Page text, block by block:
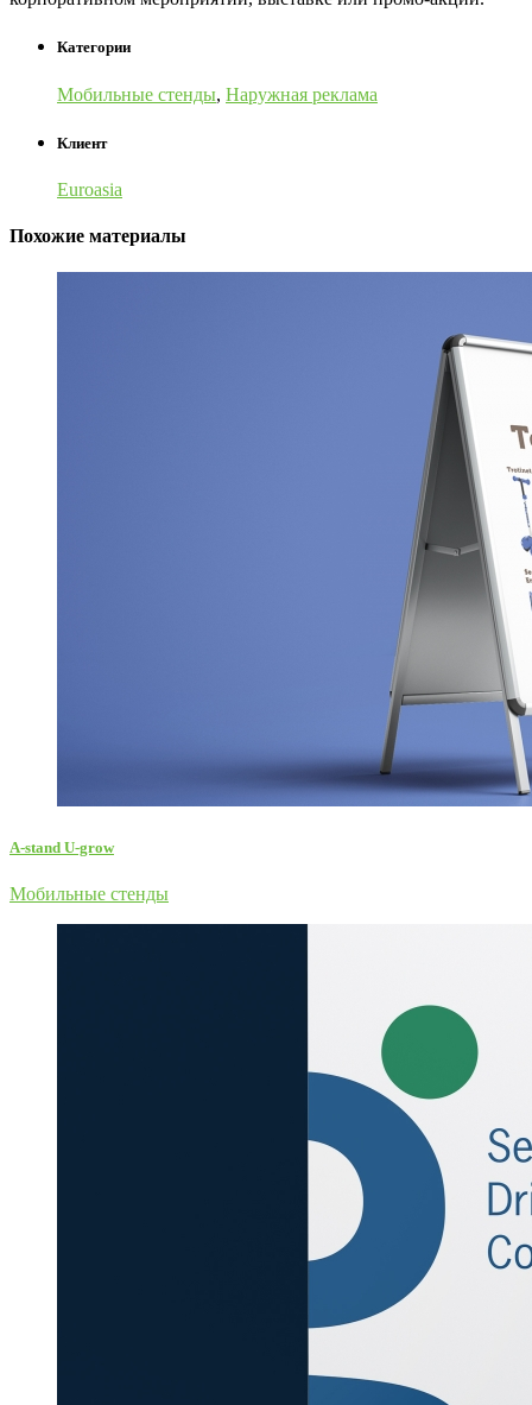
Категории
Мобильные стенды, Наружная реклама
Клиент
Euroasia
Похожие материалы
A-stand U-grow
Мобильные стенды